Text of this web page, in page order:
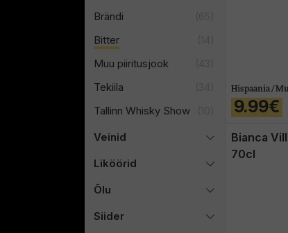
Brändi
Bitter
Muu piiritusjook
Tekiila
Tallinn Whisky Show
Veinid
Liköörid
Õlu
Siider
Hispaania /
9.99€
Bianca
70cl